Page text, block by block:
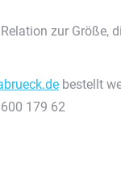
zur Größe,
bestellt
179 62